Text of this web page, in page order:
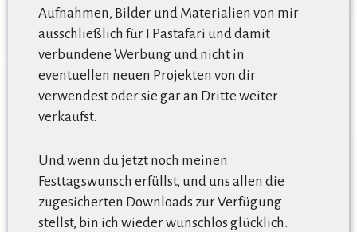
Aufnahmen, Bilder und Materialien von mir
ausschließlich für I Pastafari und damit
verbundene Werbung und nicht in
eventuellen neuen Projekten von dir
verwendest oder sie gar an Dritte weiter
verkaufst.
Und wenn du jetzt noch meinen
Festtagswunsch erfüllst, und uns allen die
zugesicherten Downloads zur Verfügung
stellst, bin ich wieder wunschlos glücklich.